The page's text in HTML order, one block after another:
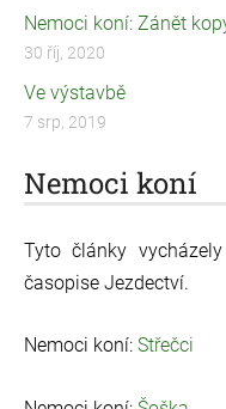
Nemoci koní: Zánět
30 říj, 2020
Ve výstavbě
7 srp, 2019
Nemoci koní
Tyto články
časopise Jezdectví.
Nemoci koní: Střečci